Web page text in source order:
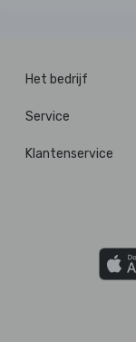
Het bedrijf
Service
Klantenservice